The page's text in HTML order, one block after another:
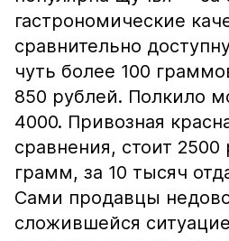
гастрономические
сравнительно
чуть более 100
850 рублей. Полкило
4000. Привозная
сравнения, стоит 2500
грамм, за 10 тысяч
Сами продавцы
сложившейся